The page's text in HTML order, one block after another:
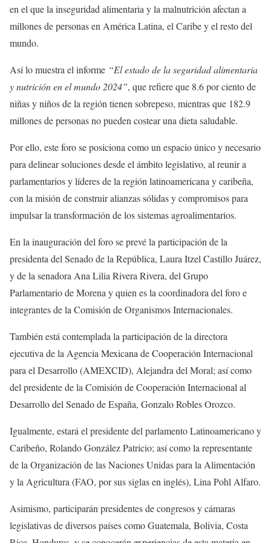
en el que la inseguridad alimentaria y la malnutrición afectan a
millones de personas en América Latina, el Caribe y el resto del
mundo.
Así lo muestra el informe “El estado de la seguridad alimentaria
y nutrición en el mundo 2024”, que refiere que 8.6 por ciento de
niñas y niños de la región tienen sobrepeso, mientras que 182.9
millones de personas no pueden costear una dieta saludable.
Por ello, este foro se posiciona como un espacio único y necesario
para delinear soluciones desde el ámbito legislativo, al reunir a
parlamentarios y líderes de la región latinoamericana y caribeña,
con la misión de construir alianzas sólidas y compromisos para
impulsar la transformación de los sistemas agroalimentarios.
En la inauguración del foro se prevé la participación de la
presidenta del Senado de la República, Laura Itzel Castillo Juárez,
y de la senadora Ana Lilia Rivera Rivera, del Grupo
Parlamentario de Morena y quien es la coordinadora del foro e
integrantes de la Comisión de Organismos Internacionales.
También está contemplada la participación de la directora
ejecutiva de la Agencia Mexicana de Cooperación Internacional
para el Desarrollo (AMEXCID), Alejandra del Moral; así como
del presidente de la Comisión de Cooperación Internacional al
Desarrollo del Senado de España, Gonzalo Robles Orozco.
Igualmente, estará el presidente del parlamento Latinoamericano y
Caribeño, Rolando González Patricio; así como la representante
de la Organización de las Naciones Unidas para la Alimentación
y la Agricultura (FAO, por sus siglas en inglés), Lina Pohl Alfaro.
Asimismo, participarán presidentes de congresos y cámaras
legislativas de diversos países como Guatemala, Bolivia, Costa